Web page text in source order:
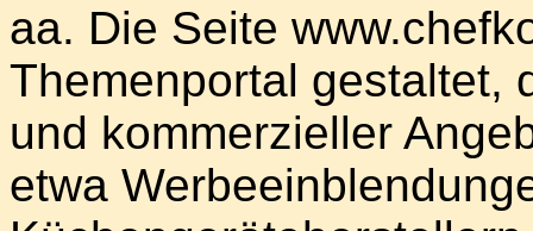
aa. Die Seite
Themenportal gestaltet,
und kommerzieller
etwa